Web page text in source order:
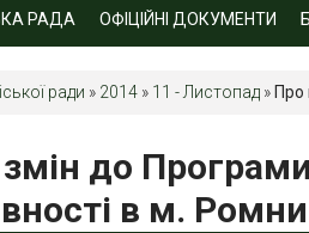
РАДА ОФІЦІЙНІ ДОКУМЕНТИ
ради » 2014 » 11 - Листопад » Про
до
в м.